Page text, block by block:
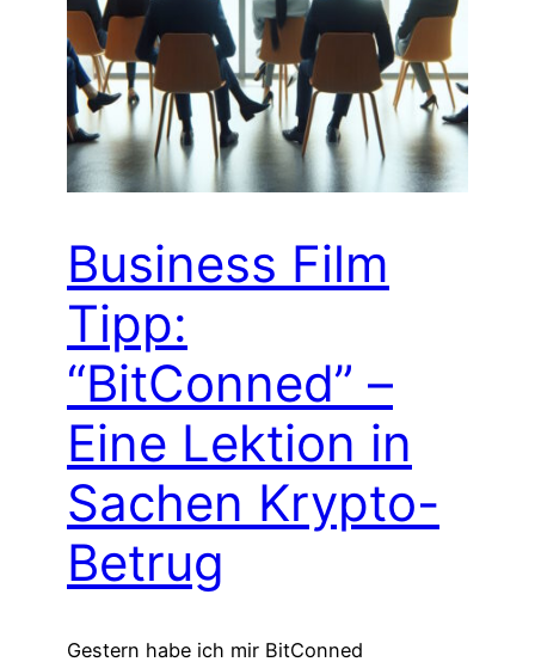
Business Film
Tipp:
“BitConned” –
Eine Lektion in
Sachen Krypto-
Betrug
Gestern habe ich mir BitConned